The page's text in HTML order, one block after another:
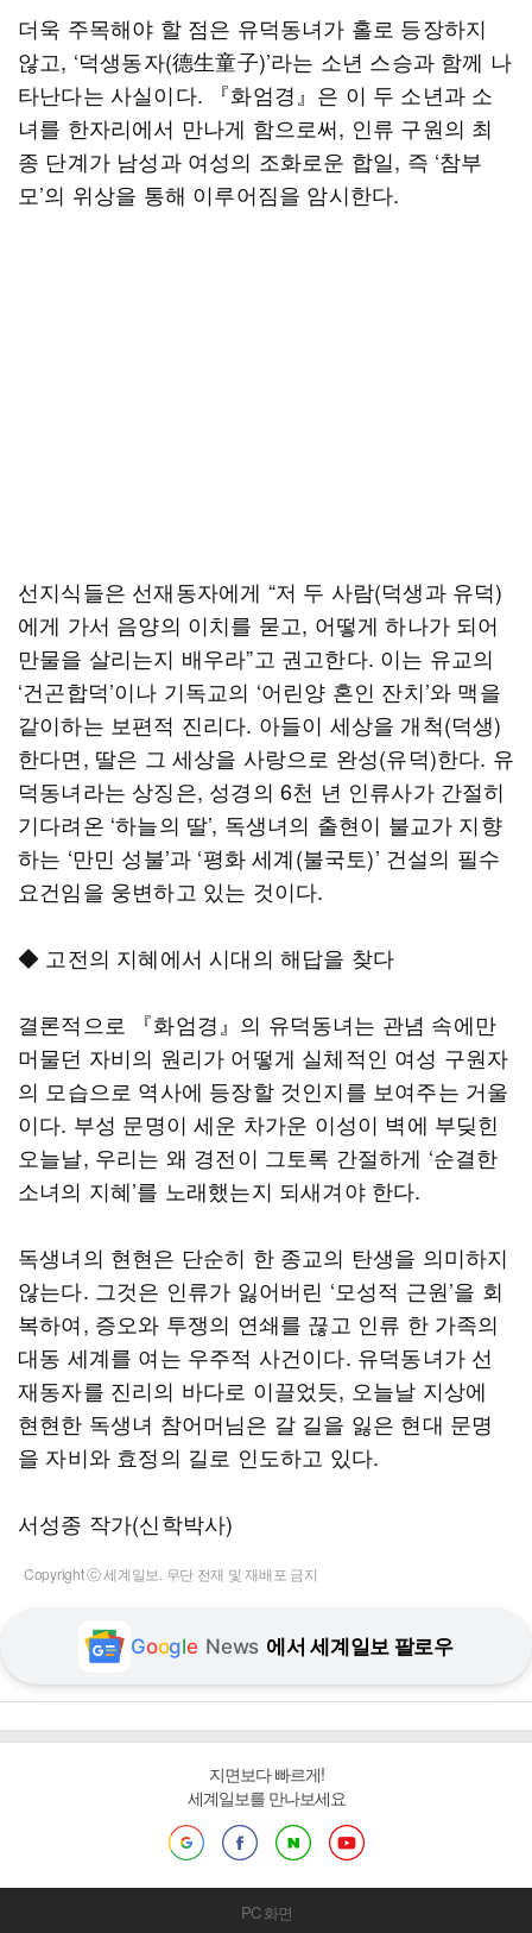
더욱 주목해야 할 점은 유덕동녀가 홀로 등장하지
않고, ‘덕생동자(德生童子)’라는 소년 스승과 함께 나
타난다는 사실이다. 『화엄경』은 이 두 소년과 소
녀를 한자리에서 만나게 함으로써, 인류 구원의 최
종 단계가 남성과 여성의 조화로운 합일, 즉 ‘참부
모’의 위상을 통해 이루어짐을 암시한다.
선지식들은 선재동자에게 “저 두 사람(덕생과 유덕)
에게 가서 음양의 이치를 묻고, 어떻게 하나가 되어
만물을 살리는지 배우라”고 권고한다. 이는 유교의
‘건곤합덕’이나 기독교의 ‘어린양 혼인 잔치’와 맥을
같이하는 보편적 진리다. 아들이 세상을 개척(덕생)
한다면, 딸은 그 세상을 사랑으로 완성(유덕)한다. 유
덕동녀라는 상징은, 성경의 6천 년 인류사가 간절히
기다려온 ‘하늘의 딸’, 독생녀의 출현이 불교가 지향
하는 ‘만민 성불’과 ‘평화 세계(불국토)’ 건설의 필수
요건임을 웅변하고 있는 것이다.
◆ 고전의 지혜에서 시대의 해답을 찾다
결론적으로 『화엄경』의 유덕동녀는 관념 속에만
머물던 자비의 원리가 어떻게 실체적인 여성 구원자
의 모습으로 역사에 등장할 것인지를 보여주는 거울
이다. 부성 문명이 세운 차가운 이성이 벽에 부딪힌
오늘날, 우리는 왜 경전이 그토록 간절하게 ‘순결한
소녀의 지혜’를 노래했는지 되새겨야 한다.
독생녀의 현현은 단순히 한 종교의 탄생을 의미하지
않는다. 그것은 인류가 잃어버린 ‘모성적 근원’을 회
복하여, 증오와 투쟁의 연쇄를 끊고 인류 한 가족의
대동 세계를 여는 우주적 사건이다. 유덕동녀가 선
재동자를 진리의 바다로 이끌었듯, 오늘날 지상에
현현한 독생녀 참어머님은 갈 길을 잃은 현대 문명
을 자비와 효정의 길로 인도하고 있다.
서성종 작가(신학박사)
Copyright ⓒ 세계일보. 무단 전재 및 재배포 금지
Google News 에서 세계일보 팔로우
지면보다 빠르게!
세계일보를 만나보세요
PC 화면